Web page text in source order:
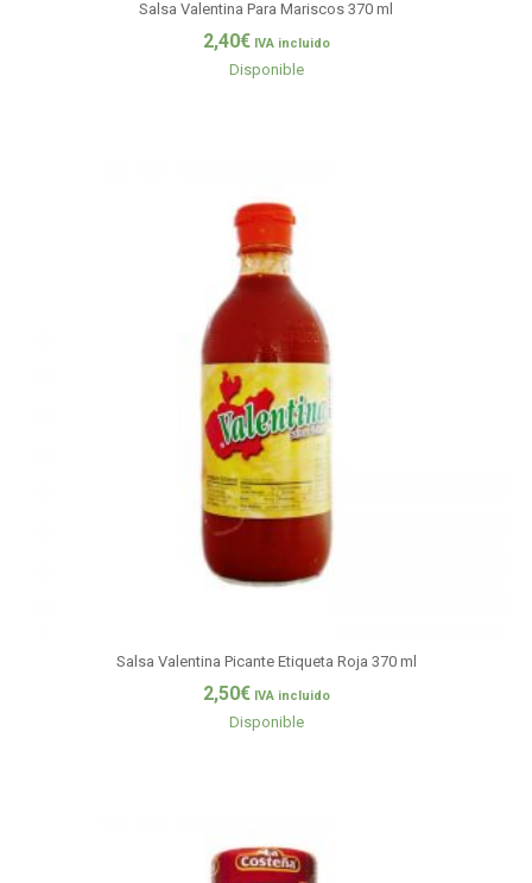
Salsa Valentina Para Mariscos 370 ml
2,40€ IVA incluido
Disponible
Salsa Valentina Picante Etiqueta Roja 370 ml
2,50€ IVA incluido
Disponible